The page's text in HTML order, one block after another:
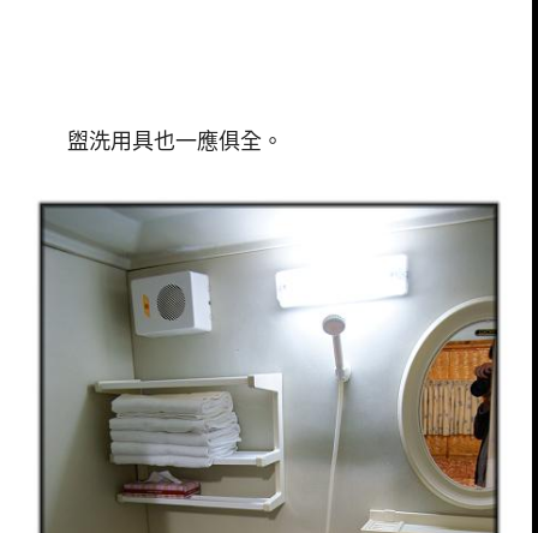
盥洗用具也一應俱全。